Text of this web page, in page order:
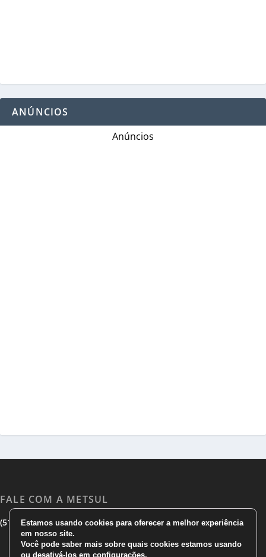
ANÚNCIOS
Anúncios
FALE COM A METSUL
(51) 3533 1983|(51)3785 7752|comercial@metsul.com
Estamos usando cookies para oferecer a melhor experiência
em nosso site.
Você pode saber mais sobre quais cookies estamos usando
ou desativá-los em configurações.